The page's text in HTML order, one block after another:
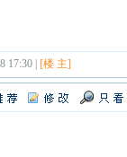
17:30 | [楼 主]